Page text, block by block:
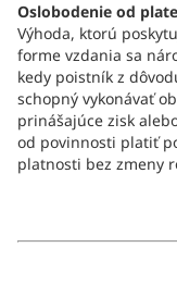
Oslobodenie od
Výhoda, ktorú
forme vzdania sa
kedy poistník z
schopný vykonávať
prinášajúce zisk
od povinnosti platiť
platnosti bez zmeny